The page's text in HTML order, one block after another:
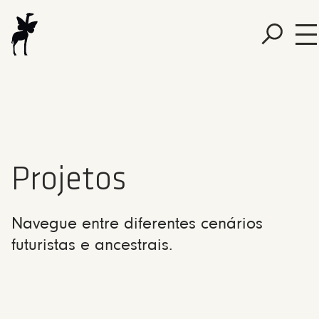
Projetos
Navegue entre diferentes cenários
futuristas e ancestrais.